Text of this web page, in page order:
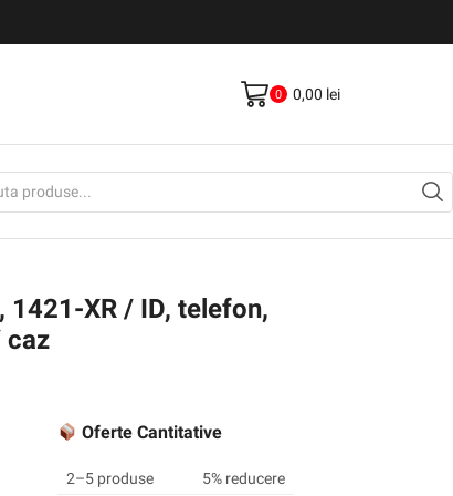
0 0,00 lei
XR / ID, telefon,
caz
Oferte Cantitative
2–5 produse
5% reducere